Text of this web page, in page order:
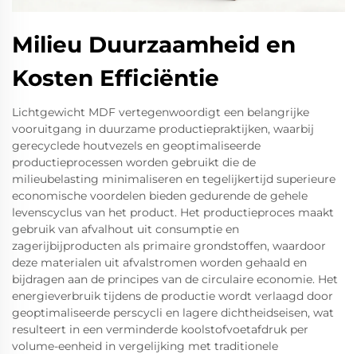
Milieu Duurzaamheid en
Kosten Efficiëntie
Lichtgewicht MDF vertegenwoordigt een belangrijke
vooruitgang in duurzame productiepraktijken, waarbij
gerecyclede houtvezels en geoptimaliseerde
productieprocessen worden gebruikt die de
milieubelasting minimaliseren en tegelijkertijd superieure
economische voordelen bieden gedurende de gehele
levenscyclus van het product. Het productieproces maakt
gebruik van afvalhout uit consumptie en
zagerijbijproducten als primaire grondstoffen, waardoor
deze materialen uit afvalstromen worden gehaald en
bijdragen aan de principes van de circulaire economie. Het
energieverbruik tijdens de productie wordt verlaagd door
geoptimaliseerde perscycli en lagere dichtheidseisen, wat
resulteert in een verminderde koolstofvoetafdruk per
volume-eenheid in vergelijking met traditionele